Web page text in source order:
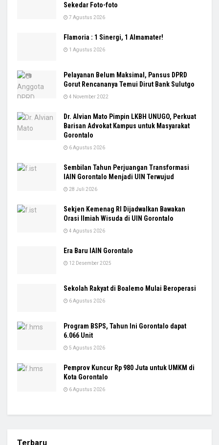
Sekedar Foto-foto
7 Agustus 2026
Flamoria : 1 Sinergi, 1 Almamater!
1 Agustus 2026
Pelayanan Belum Maksimal, Pansus DPRD
Gorut Rencananya Temui Dirut Bank Sulutgo
4 November 2022
Dr. Alvian Mato Pimpin LKBH UNUGO, Perkuat
Barisan Advokat Kampus untuk Masyarakat
Gorontalo
6 Agustus 2026
Sembilan Tahun Perjuangan Transformasi
IAIN Gorontalo Menjadi UIN Terwujud
28 Juli 2026
Sekjen Kemenag RI Dijadwalkan Bawakan
Orasi Ilmiah Wisuda di UIN Gorontalo
4 Agustus 2026
Era Baru IAIN Gorontalo
12 Desember 2025
Sekolah Rakyat di Boalemo Mulai Beroperasi
6 Agustus 2026
Program BSPS, Tahun Ini Gorontalo dapat
6.066 Unit
5 Agustus 2026
Pemprov Kuncur Rp 980 Juta untuk UMKM di
Kota Gorontalo
6 Agustus 2026
Terbaru